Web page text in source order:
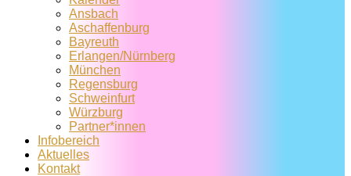
Ansbach
Aschaffenburg
Bayreuth
Erlangen/Nürnberg
München
Regensburg
Schweinfurt
Würzburg
Partner*innen
Infobereich
Aktuelles
Kontakt